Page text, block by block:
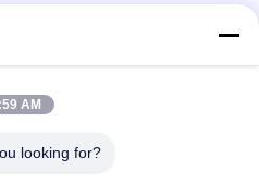
AM
looking for?